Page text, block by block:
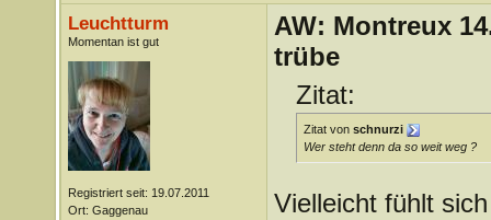
Leuchtturm
Momentan ist gut
Registriert seit: 19.07.2011
Ort: Gaggenau
AW: Montreux
trübe
Zitat:
Zitat von schnurzi
Wer steht denn da so weit weg ?
Vielleicht fühlt